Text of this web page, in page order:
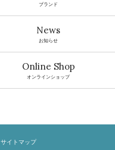
ブランド
News
お知らせ
Online Shop
オンラインショップ
サイトマップ